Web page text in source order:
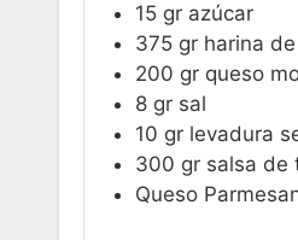
15 gr azúcar
375 gr harina
200 gr queso
8 gr sal
10 gr levadura
300 gr salsa de
Queso